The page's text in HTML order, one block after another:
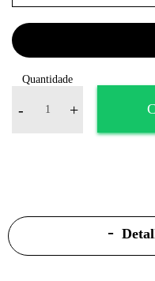
Quantidade
- +